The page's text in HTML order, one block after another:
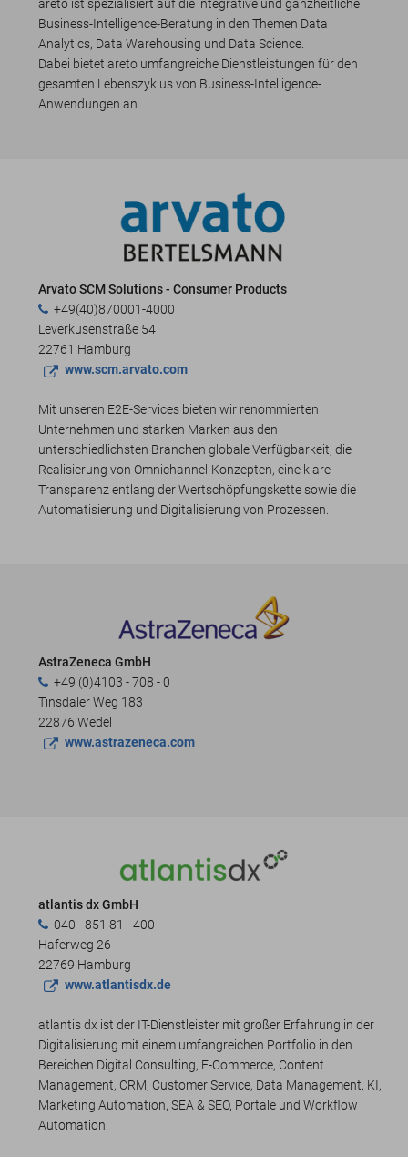
areto ist spezialisiert auf die integrative und ganzheitliche
Business-Intelligence-Beratung in den Themen Data
Analytics, Data Warehousing und Data Science.
Dabei bietet areto umfangreiche Dienstleistungen für den
gesamten Lebenszyklus von Business-Intelligence-
Anwendungen an.
Arvato SCM Solutions - Consumer Products
+49(40)870001-4000
Leverkusenstraße 54
22761 Hamburg
www.scm.arvato.com
Mit unseren E2E-Services bieten wir renommierten
Unternehmen und starken Marken aus den
unterschiedlichsten Branchen globale Verfügbarkeit, die
Realisierung von Omnichannel-Konzepten, eine klare
Transparenz entlang der Wertschöpfungskette sowie die
Automatisierung und Digitalisierung von Prozessen.
AstraZeneca GmbH
+49 (0)4103 - 708 - 0
Tinsdaler Weg 183
22876 Wedel
www.astrazeneca.com
atlantis dx GmbH
040 - 851 81 - 400
Haferweg 26
22769 Hamburg
www.atlantisdx.de
atlantis dx ist der IT-Dienstleister mit großer Erfahrung in der
Digitalisierung mit einem umfangreichen Portfolio in den
Bereichen Digital Consulting, E-Commerce, Content
Management, CRM, Customer Service, Data Management, KI,
Marketing Automation, SEA & SEO, Portale und Workflow
Automation.